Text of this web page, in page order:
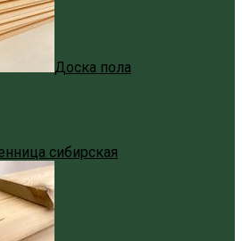
Доска пола
сибирская